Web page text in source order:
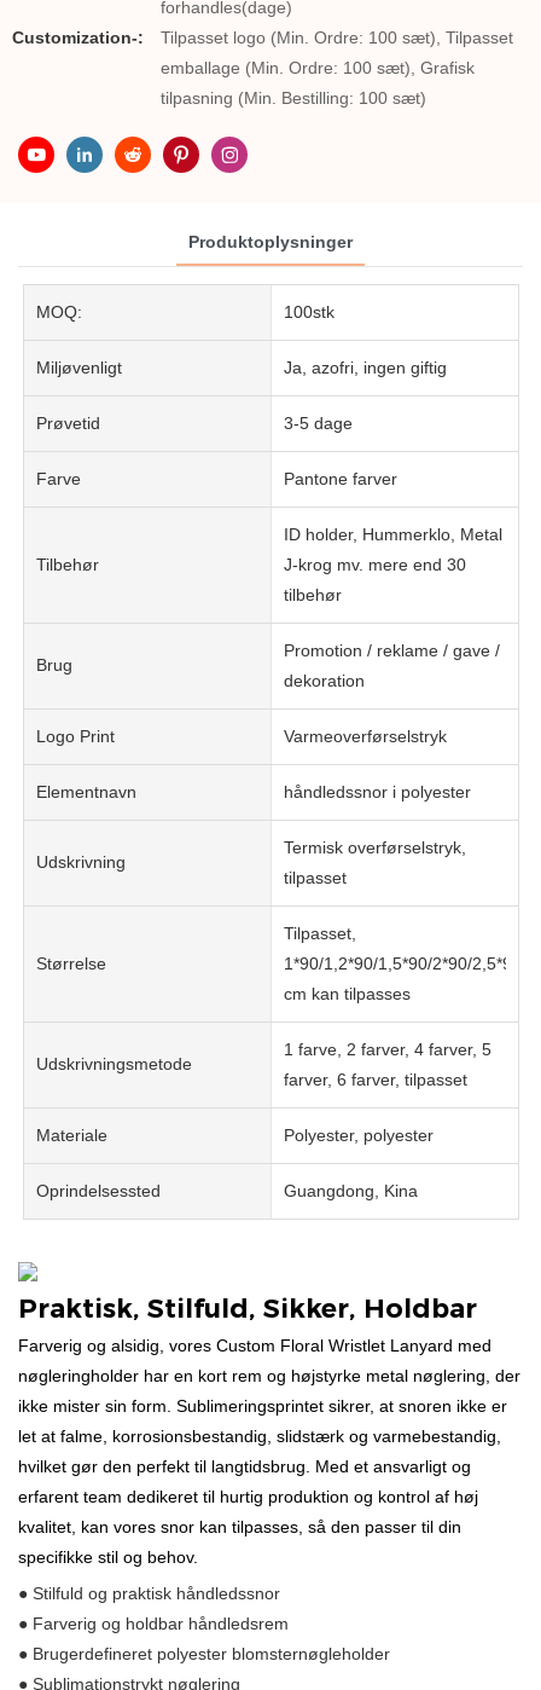
forhandles(dage)
Customization-:
Tilpasset logo (Min. Ordre: 100 sæt), Tilpasset
emballage (Min. Ordre: 100 sæt), Grafisk
tilpasning (Min. Bestilling: 100 sæt)
Produktoplysninger
MOQ: 100stk
Miljøvenligt Ja, azofri, ingen giftig
Prøvetid 3-5 dage
Farve Pantone farver
Tilbehør
ID holder, Hummerklo, Metal
J-krog mv. mere end 30
tilbehør
Brug
Promotion / reklame / gave /
dekoration
Logo Print Varmeoverførselstryk
Elementnavn håndledssnor i polyester
Udskrivning
Termisk overførselstryk,
tilpasset
Størrelse
Tilpasset,
1*90/1,2*90/1,5*90/2*90/2,5*90
cm kan tilpasses
Udskrivningsmetode
1 farve, 2 farver, 4 farver, 5
farver, 6 farver, tilpasset
Materiale Polyester, polyester
Oprindelsessted Guangdong, Kina
Praktisk, Stilfuld, Sikker, Holdbar
Farverig og alsidig, vores Custom Floral Wristlet Lanyard med
nøgleringholder har en kort rem og højstyrke metal nøglering, der
ikke mister sin form. Sublimeringsprintet sikrer, at snoren ikke er
let at falme, korrosionsbestandig, slidstærk og varmebestandig,
hvilket gør den perfekt til langtidsbrug. Med et ansvarligt og
erfarent team dedikeret til hurtig produktion og kontrol af høj
kvalitet, kan vores snor kan tilpasses, så den passer til din
specifikke stil og behov.
● Stilfuld og praktisk håndledssnor
● Farverig og holdbar håndledsrem
● Brugerdefineret polyester blomsternøgleholder
● Sublimationstrykt nøglering